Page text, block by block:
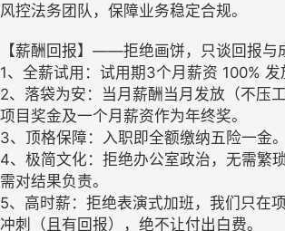
风控法务团队，保障业务稳定合规。
【薪酬回报】——拒绝画饼，只谈回报与
1、全薪试用：试用期3个月薪资 100% 发
2、落袋为安：当月薪酬当月发放（不压
项目奖金及一个月薪资作为年终奖。
3、顶格保障：入职即全额缴纳五险一金。
4、极简文化：拒绝办公室政治，无需繁
需对结果负责。
5、高时薪：拒绝表演式加班，我们只在
冲刺（且有回报），绝不让付出白费。